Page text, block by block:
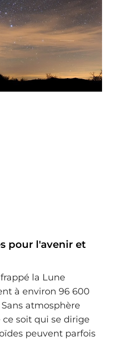
pour l'avenir et
la Lune
à environ 96 600
atmosphère
soit qui se dirige
peuvent parfois